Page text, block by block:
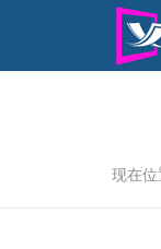
现在位